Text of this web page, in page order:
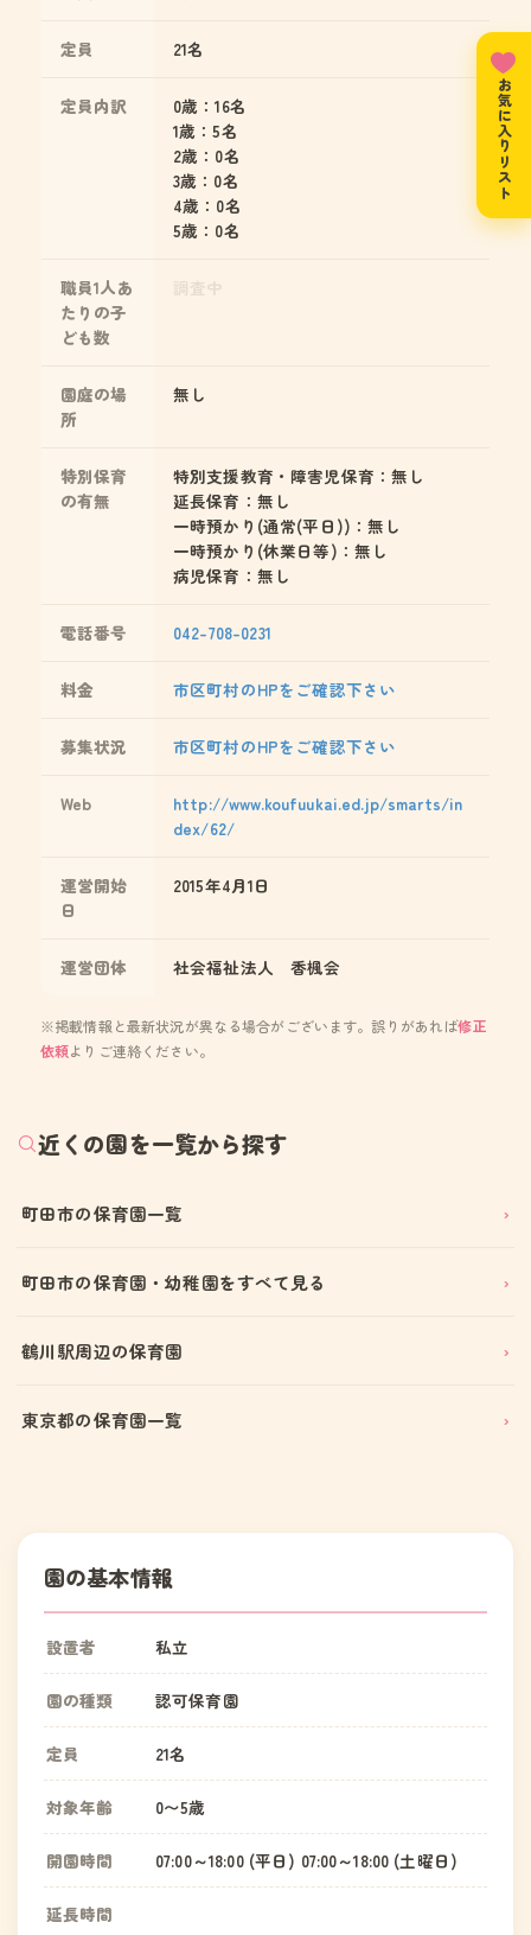
定員 21名
定員内訳
0歳：16名
1歳：5名
2歳：0名
3歳：0名
4歳：0名
5歳：0名
職員1人あ
たりの子
ども数
園庭の場
所
無し
特別保育
の有無
特別支援教育・障害児保育：無し
延長保育：無し
一時預かり(通常(平日))：無し
一時預かり(休業日等)：無し
病児保育：無し
電話番号 042-708-0231
料金 市区町村のHPをご確認下さい
募集状況 市区町村のHPをご確認下さい
Web
http://www.koufuukai.ed.jp/smarts/in
dex/62/
運営開始
日
2015年4月1日
運営団体 社会福祉法人 香楓会
※掲載情報と最新状況が異なる場合がございます。誤りがあれば修正
依頼よりご連絡ください。
近くの園を一覧から探す
町田市の保育園一覧
町田市の保育園・幼稚園をすべて見る
鶴川駅周辺の保育園
東京都の保育園一覧
園の基本情報
設置者 私立
園の種類 認可保育園
定員 21名
対象年齢 0〜5歳
開園時間 07:00～18:00 (平日) 07:00～18:00 (土曜日)
延長時間
お気に入りリスト